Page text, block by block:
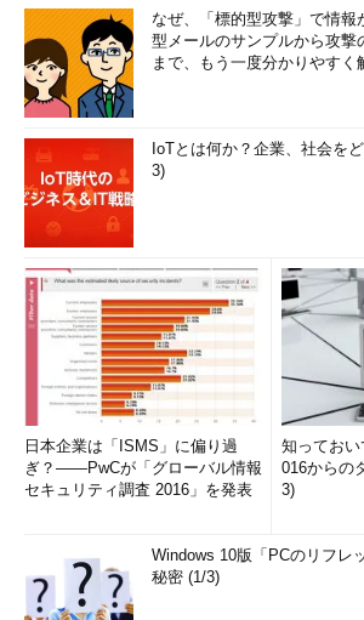
なぜ、「標的型攻撃」で情
型メールのサンプルから攻撃
まで、もう一度分かりやすく
IoTとは何か？企業、社会
3)
日本企業は「ISMS」に偏り過
ぎ？――PwCが「グローバル情報
セキュリティ調査 2016」を発表
知ってお
016からの
3)
Windows 10版「PCのリフレ
秘密 (1/3)